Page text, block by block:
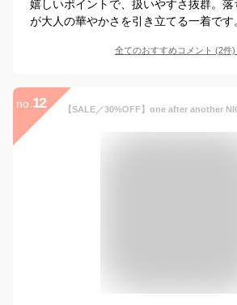
嬉しいポイントで、扱いやすさ抜群。
が大人の華やかさを引き立てる一着です
全てのおすすめコメント (2件)
no. 12